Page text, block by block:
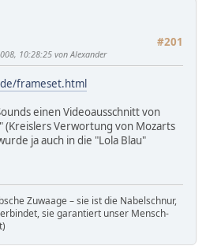
#201
10:28:25 von Alexander
frameset.html
einen Videoausschnitt von
(Kreislers Verwortung von Mozarts
ja auch in die "Lola Blau"
Zuwaage – sie ist die Nabelschnur,
sie garantiert unser Mensch-